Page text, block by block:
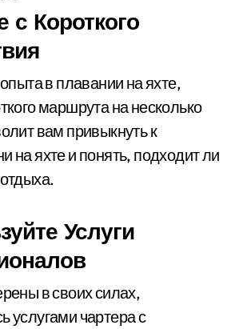
с Короткого
в плавании на яхте,
маршрута на несколько
вам привыкнуть к
на яхте и понять, подходит ли
Услуги
в своих силах,
услугами чартера с